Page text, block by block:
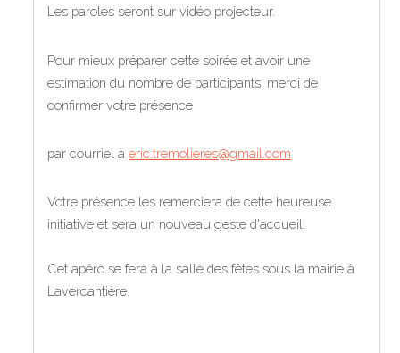
Les paroles seront sur vidéo projecteur.
Pour mieux préparer cette soirée et avoir une
estimation du nombre de participants, merci de
confirmer votre présence
par courriel àeric.tremolieres@gmail.com
Votre présence les remerciera de cette heureuse
initiative et sera un nouveau geste d'accueil.
Cet apéro se fera à la salle des fêtes sous la mairie à
Lavercantière.